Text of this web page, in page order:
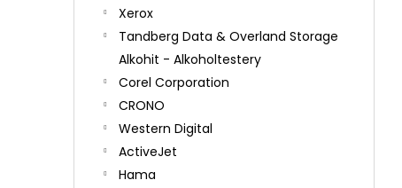
Xerox
Tandberg Data & Overland Storage
Alkohit - Alkoholtestery
Corel Corporation
CRONO
Western Digital
ActiveJet
Hama